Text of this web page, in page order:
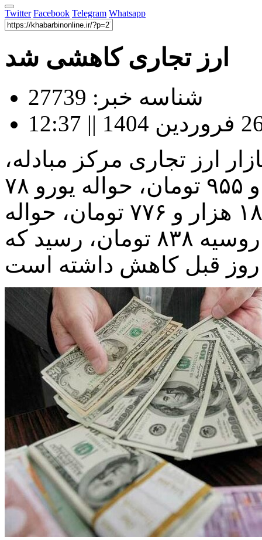
Twitter Facebook Telegram Whatsapp
ارز تجاری کاهشی شد
شناسه خبر: 27739
بازار ارز تجاری مرکز مبادله،
قیمت حواله دلار به ۶۹ هزار و ۹۵۵ تومان، حواله یورو ۷۸
هزار و ۳۲۳ تومان، حواله درهم ۱۸ هزار و ۷۷۶ تومان، حواله
یووان ۹۴۳۲ تومان و حواله روبل روسیه ۸۳۸ تومان، رسید که